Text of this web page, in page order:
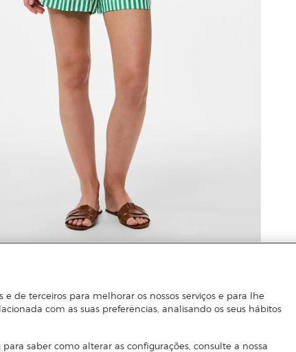
e de terceiros para melhorar os nossos serviços e para lhe
com as suas preferências, analisando os seus hábitos
saber como alterar as configurações, consulte a nossa